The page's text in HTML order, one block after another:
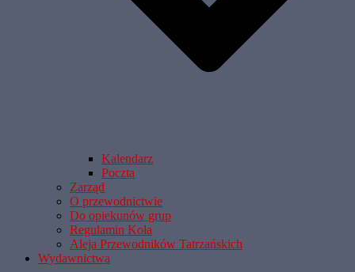
Kalendarz
Poczta
Zarząd
O przewodnictwie
Do opiekunów grup
Regulamin Koła
Aleja Przewodników Tatrzańskich
Wydawnictwa